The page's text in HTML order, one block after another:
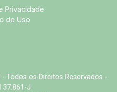
Privacidade
de Uso
Todos os Direitos Reservados -
37.861-J